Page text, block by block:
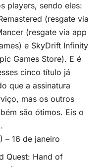
players, sendo eles:
(resgate via
(resgate via app
e SkyDrift Infinity
Games Store). E é
cinco título já
que a assinatura
mas os outros
são ótimos. Eis o
– 16 de janeiro
Quest: Hand of